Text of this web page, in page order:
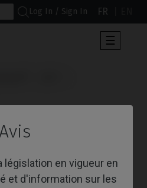
législation en vigueur en
et d'information sur les
Log In / Sign In FR
Toggle
☰